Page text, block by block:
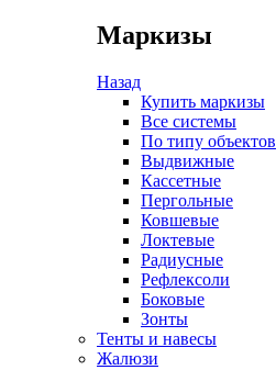
Маркизы
Назад
Купить маркизы
Все системы
По типу объектов
Выдвижные
Кассетные
Пергольные
Ковшевые
Локтевые
Радиусные
Рефлексоли
Боковые
Зонты
Тенты и навесы
Жалюзи